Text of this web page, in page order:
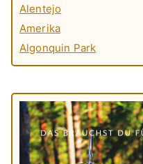
Alentejo
Amerika
Algonquin Park